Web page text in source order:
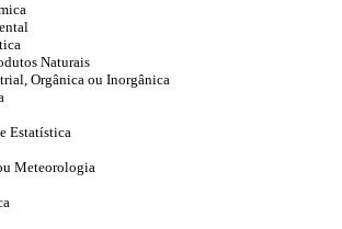
Naturais
Orgânica ou Inorgânica
Estatística
Meteorologia